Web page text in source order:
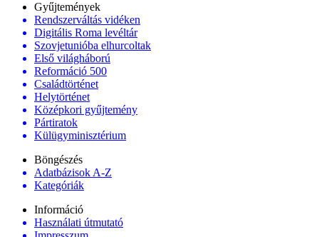
Gyűjtemények
Rendszerváltás vidéken
Digitális Roma levéltár
Szovjetunióba elhurcoltak
Első világháború
Reformáció 500
Családtörténet
Helytörténet
Középkori gyűjtemény
Pártiratok
Külügyminisztérium
Böngészés
Adatbázisok A-Z
Kategóriák
Információ
Használati útmutató